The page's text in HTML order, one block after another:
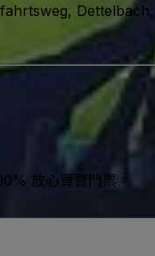
放心買賣門票。